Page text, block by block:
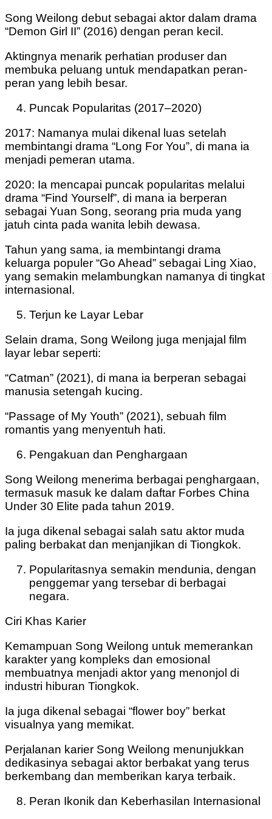
Song Weilong debut sebagai aktor dalam drama
“Demon Girl II” (2016) dengan peran kecil.
Aktingnya menarik perhatian produser dan
membuka peluang untuk mendapatkan peran-
peran yang lebih besar.
Puncak Popularitas (2017–2020)
2017: Namanya mulai dikenal luas setelah
membintangi drama “Long For You”, di mana ia
menjadi pemeran utama.
2020: Ia mencapai puncak popularitas melalui
drama “Find Yourself”, di mana ia berperan
sebagai Yuan Song, seorang pria muda yang
jatuh cinta pada wanita lebih dewasa.
Tahun yang sama, ia membintangi drama
keluarga populer “Go Ahead” sebagai Ling Xiao,
yang semakin melambungkan namanya di tingkat
internasional.
Terjun ke Layar Lebar
Selain drama, Song Weilong juga menjajal film
layar lebar seperti:
“Catman” (2021), di mana ia berperan sebagai
manusia setengah kucing.
“Passage of My Youth” (2021), sebuah film
romantis yang menyentuh hati.
Pengakuan dan Penghargaan
Song Weilong menerima berbagai penghargaan,
termasuk masuk ke dalam daftar Forbes China
Under 30 Elite pada tahun 2019.
Ia juga dikenal sebagai salah satu aktor muda
paling berbakat dan menjanjikan di Tiongkok.
Popularitasnya semakin mendunia, dengan
penggemar yang tersebar di berbagai
negara.
Ciri Khas Karier
Kemampuan Song Weilong untuk memerankan
karakter yang kompleks dan emosional
membuatnya menjadi aktor yang menonjol di
industri hiburan Tiongkok.
Ia juga dikenal sebagai “flower boy” berkat
visualnya yang memikat.
Perjalanan karier Song Weilong menunjukkan
dedikasinya sebagai aktor berbakat yang terus
berkembang dan memberikan karya terbaik.
Peran Ikonik dan Keberhasilan Internasional